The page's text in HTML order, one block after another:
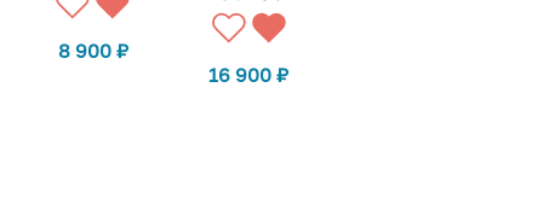
8 900 ₽
16 900₽